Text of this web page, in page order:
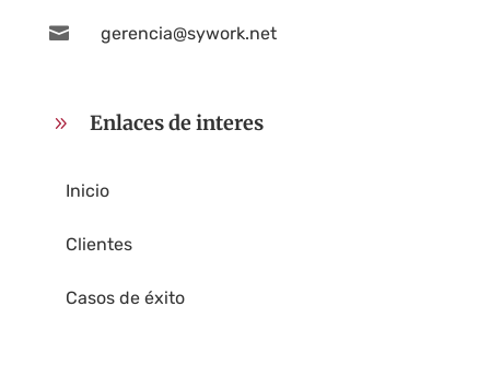
 gerencia@sywork.net
9 Enlaces de interes
Inicio
Clientes
Casos de éxito